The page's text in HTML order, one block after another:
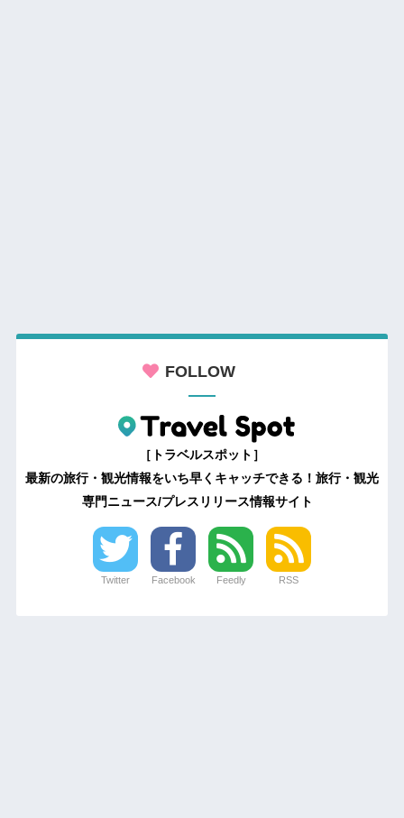
FOLLOW
［トラベルスポット］
最新の旅行・観光情報をいち早くキャッチできる！旅行・観光
専門ニュース/プレスリリース情報サイト
Twitter Facebook Feedly RSS